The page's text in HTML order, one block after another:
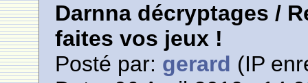
Darnna décryptages /
faites vos jeux !
Posté par: gerard (IP